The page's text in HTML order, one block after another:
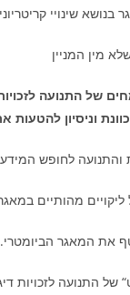
בנושא שינויי
מין המניין
של התנועה
וניסיון להטעות
והתנועה לחופש
מהותיים
את המאגר הביומטרי.
התנועה לזכויות